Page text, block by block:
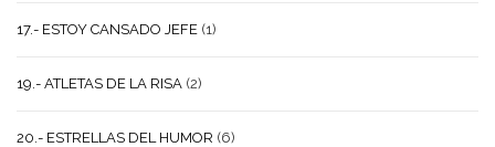
17.- ESTOY CANSADO JEFE (1)
19.- ATLETAS DE LA RISA (2)
20.- ESTRELLAS DEL HUMOR (6)